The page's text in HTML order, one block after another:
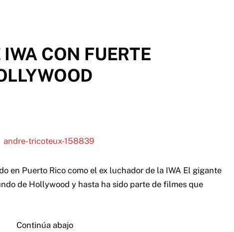
CON FUERTE
en Puerto Rico como el ex luchador de la IWA El gigante
de Hollywood y hasta ha sido parte de filmes que
Continúa abajo